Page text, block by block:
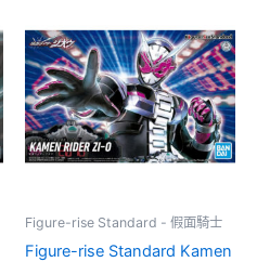
Figure-rise Standard - 假面騎士
Figure-rise Standard Kamen